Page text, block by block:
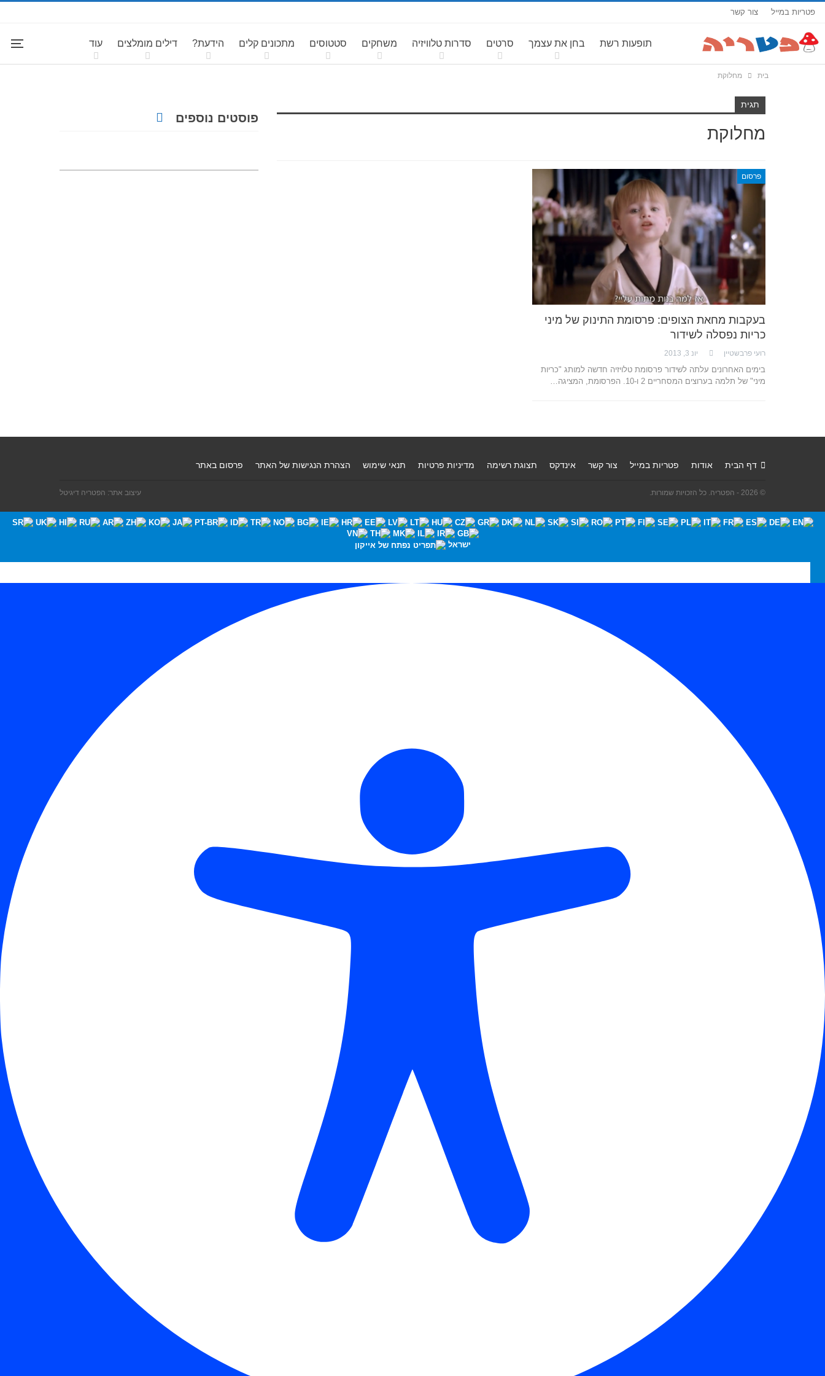
פטריות במייל צור קשר
תופעות רשת בחן את עצמך סרטים סדרות טלוויזיה משחקים סטטוסים מתכונים קלים הידעת? דילים מומלצים עוד
בית מחלוקת
תגית
מחלוקת
פרסום
בעקבות מחאת הצופים: פרסומת התינוק של מיני
כריות נפסלה לשידור
רועי פרבשטיין יונ 3, 2013
בימים האחרונים עלתה לשידור פרסומת טלויזיה חדשה למותג "כריות
מיני" של תלמה בערוצים המסחריים 2 ו-10. הפרסומת, המציגה…
פוסטים נוספים
דף הבית אודות פטריות במייל צור קשר אינדקס תצוגת רשימה מדיניות פרטיות תנאי שימוש הצהרת הנגישות של האתר פרסום באתר
© 2026 - הפטריה. כל הזכויות שמורות. עיצוב אתר: הפטריה דיגיטל
ישראל